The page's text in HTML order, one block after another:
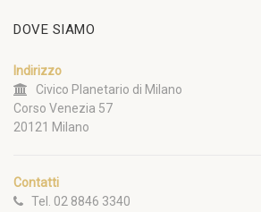
DOVE SIAMO
Indirizzo
Civico Planetario di Milano
Corso Venezia 57
20121 Milano
Contatti
Tel. 02 8846 3340